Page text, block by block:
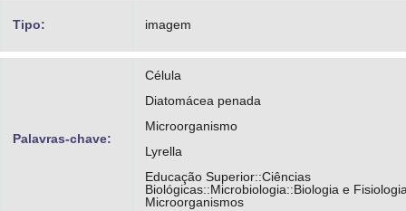
Tipo: imagem
Palavras-chave:
Célula
Diatomácea penada
Microorganismo
Lyrella
Educação Superior::Ciências
Biológicas::Microbiologia::Biologia e
Microorganismos